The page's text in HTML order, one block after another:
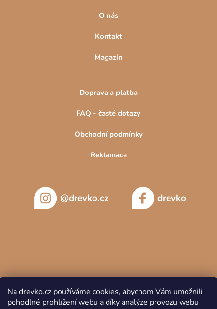
Na drevko.cz používáme cookies, abychom Vám umožnili
pohodlné prohlížení webu a díky analýze provozu webu
O nás
Kontakt
Magazín
Doprava a platba
FAQ - časté dotazy
Obchodní podmínky
Reklamace
@drevko.cz drevko